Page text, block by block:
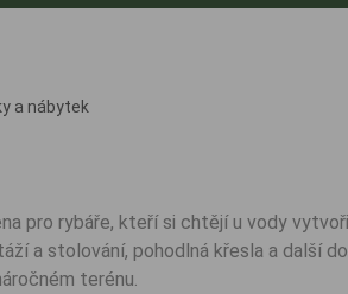
a nábytek
pro rybáře, kteří si chtějí u vody
a stolování, pohodlná křesla a další
terénu.